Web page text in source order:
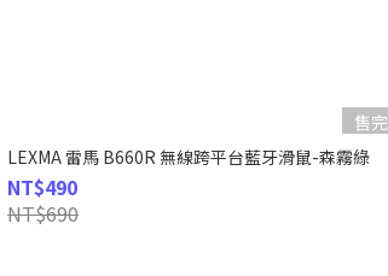
售完
LEXMA 雷馬 B660R 無線跨平台藍牙滑鼠-森霧綠
NT$490
NT$690